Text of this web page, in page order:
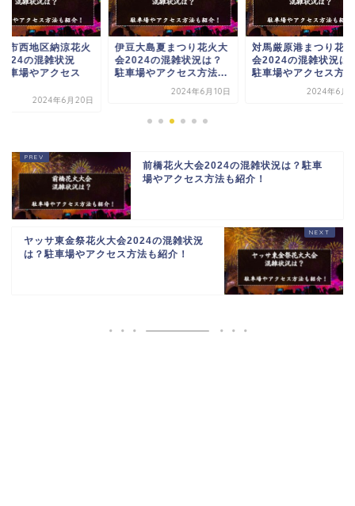
大島夏まつり花火大
の混雑状況は？
場やアクセス方法...
対馬厳原港まつり花火大
会2024の混雑状況は？
駐車場やアクセス方法...
2024年6月24日
水郷潮来花火大会
の混雑状況は？駐車
アクセス方法も紹介
2024年6
前橋花火大会2024の混雑状況は？駐車
場やアクセス方法も紹介！
ヤッサ東金祭花火大会2024の混雑状況
は？駐車場やアクセス方法も紹介！